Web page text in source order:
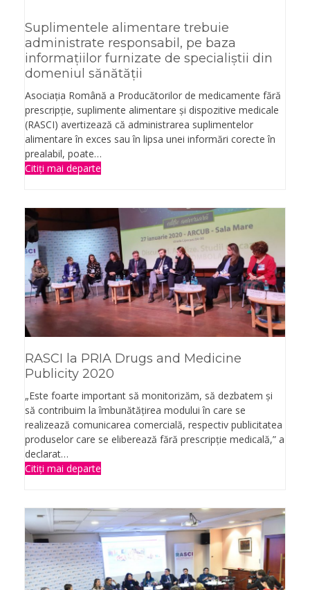
Suplimentele alimentare trebuie
administrate responsabil, pe baza
informaţiilor furnizate de specialiștii din
domeniul sănătății
Asociația Română a Producătorilor de medicamente fără
prescripție, suplimente alimentare și dispozitive medicale
(RASCI) avertizează că administrarea suplimentelor
alimentare în exces sau în lipsa unei informări corecte în
prealabil, poate…
Citiți mai departe
RASCI la PRIA Drugs and Medicine
Publicity 2020
„Este foarte important să monitorizăm, să dezbatem și
să contribuim la îmbunătățirea modului în care se
realizează comunicarea comercială, respectiv publicitatea
produselor care se eliberează fără prescripție medicală,” a
declarat…
Citiți mai departe